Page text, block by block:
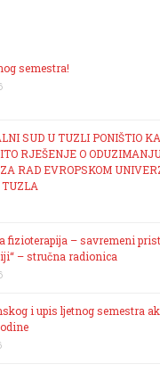
semestra!
SUD U TUZLI PONIŠTIO
RJEŠENJE O
RAD EVROPSKOM
TUZLA
fizioterapija – savremeni
– stručna radionica
i upis ljetnog semestra